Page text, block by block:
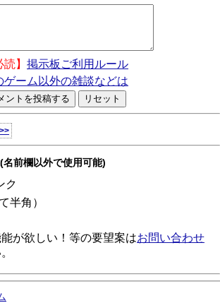
読】 掲示板ご利用ルール
ゲーム以外の雑談などは
前欄以外で使用可能)
ク
半角）
が欲しい！等の要望案はお問い合わせ